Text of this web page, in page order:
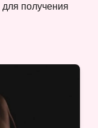
для получения